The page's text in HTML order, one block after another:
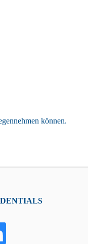
können.